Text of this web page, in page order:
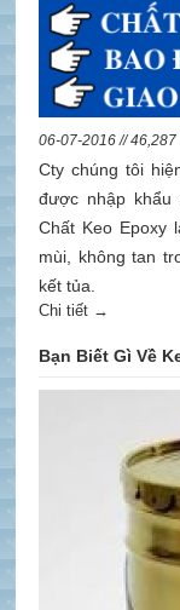
06-07-2016 //
Cty chúng tôi
được nhập
Chất Keo Epoxy
mùi, không tan
kết tủa.
Chi tiết →
Bạn Biết Gì Về